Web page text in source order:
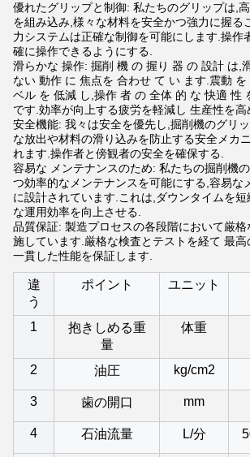
優れたグリップと制御: 私たちのグリップは,
を組み込み,様々な材料を安全かつ強力に握る
力システムは正確な制御を可能にします.操作
確に操作できるようにする.
滑らかな 操作: 掘削 機 の 握り 器 の 設計 は,
ない 動作 に 焦点を 合わせ て い ます.震動
ベル を 低減 し,操作 者 の 全体 的 な 快適 性
です.効率が向上する疲労を軽減し 生産性を高
安全機能: 我々は安全を優先し,掘削機のグリ
な放出や材料の滑り込みを防止する安全メカ
れます.操作者と傍観者の安全を確保する.
容易な メンテナンスのため: 私たちの掘削機
つ効率的なメンテナンスを可能にする,容易な
に設計されています.これは,ダウンタイムを
な運用効率を向上させる.
品質保証: 製造プロセスの各段階において厳
施しています.厳格な検査とテストを経て 最高
一貫した性能を保証します.
違
う
ポイント ユニット
1
抱きしめる重
量
体重
2 油圧 kg/cm2
3 歯の開口 mm
4 石油流量 L/分